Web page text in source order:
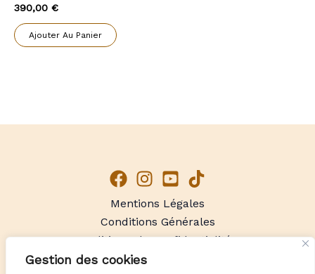
Gestion des cookies
390,00 €
Ajouter Au Panier
Mentions Légales
Conditions Générales
Politique de Confidentialité
Pyro'Art